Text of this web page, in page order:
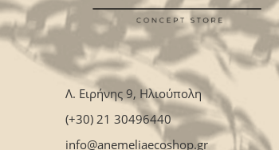
Λ. Ειρήνης 9, Ηλιούπολη
(+30) 21 30496440
info@anemeliaecoshop.gr